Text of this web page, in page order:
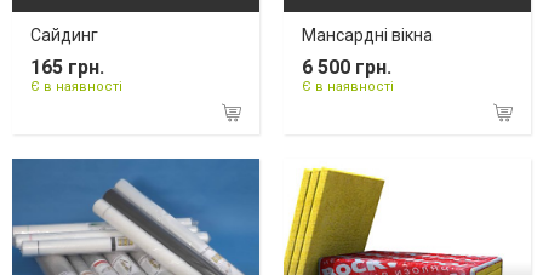
Сайдинг
165 грн.
Є в наявності
Мансардні вікна
6 500 грн.
Є в наявності